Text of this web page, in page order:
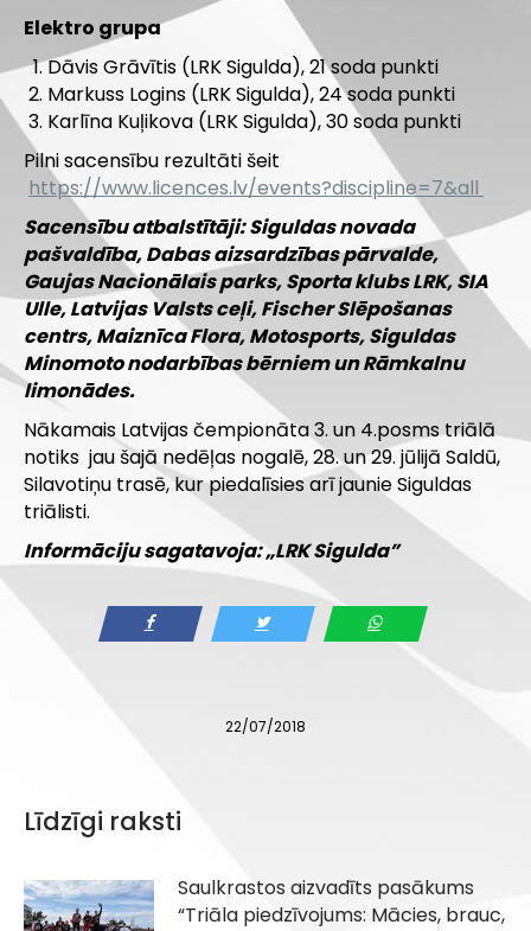
Elektro grupa
Dāvis Grāvītis (LRK Sigulda), 21 soda punkti
Markuss Logins (LRK Sigulda), 24 soda punkti
Karlīna Kuļikova (LRK Sigulda), 30 soda punkti
Pilni sacensību rezultāti šeit
https://www.licences.lv/events?discipline=7&all
Sacensību atbalstītāji: Siguldas novada
pašvaldība, Dabas aizsardzības pārvalde,
Gaujas Nacionālais parks, Sporta klubs LRK, SIA
Ulle, Latvijas Valsts ceļi, Fischer Slēpošanas
centrs, Maiznīca Flora, Motosports, Siguldas
Minomoto nodarbības bērniem un Rāmkalnu
limonādes.
Nākamais Latvijas čempionāta 3. un 4.posms triālā
notiks jau šajā nedēļas nogalē, 28. un 29. jūlijā Saldū,
Silavotiņu trasē, kur piedalīsies arī jaunie Siguldas
triālisti.
Informāciju sagatavoja: „LRK Sigulda”
22/07/2018
Līdzīgi raksti
Saulkrastos aizvadīts pasākums
“Triāla piedzīvojums: Mācies, brauc,